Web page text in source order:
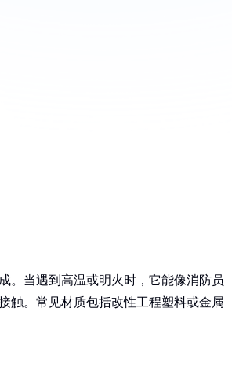
。当遇到高温或明火时，它能像消防员
。常见材质包括改性工程塑料或金属